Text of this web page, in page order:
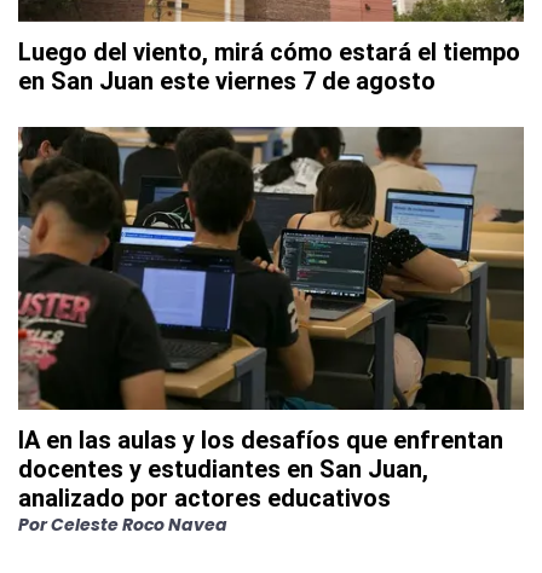
Luego del viento, mirá cómo estará el tiempo
en San Juan este viernes 7 de agosto
IA en las aulas y los desafíos que enfrentan
docentes y estudiantes en San Juan,
analizado por actores educativos
PorCeleste Roco Navea